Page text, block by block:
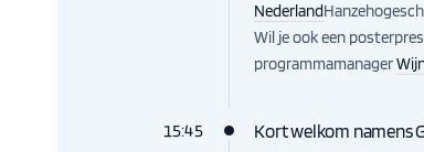
Nederland
Wil je ook een
programmamanager
15:45 Kort welkom namens